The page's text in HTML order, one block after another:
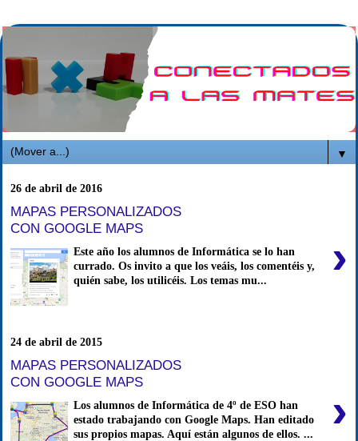
▼
26 de abril de 2016
MAPAS PERSONALIZADOS
CON GOOGLE MAPS
›
Este año los alumnos de Informática se lo han
currado. Os invito a que los veáis, los comentéis y,
quién sabe, los utilicéis. Los temas mu...
24 de abril de 2015
MAPAS PERSONALIZADOS
CON GOOGLE MAPS
›
Los alumnos de Informática de 4º de ESO han
estado trabajando con Google Maps. Han editado
sus propios mapas. Aquí están algunos de ellos. ...